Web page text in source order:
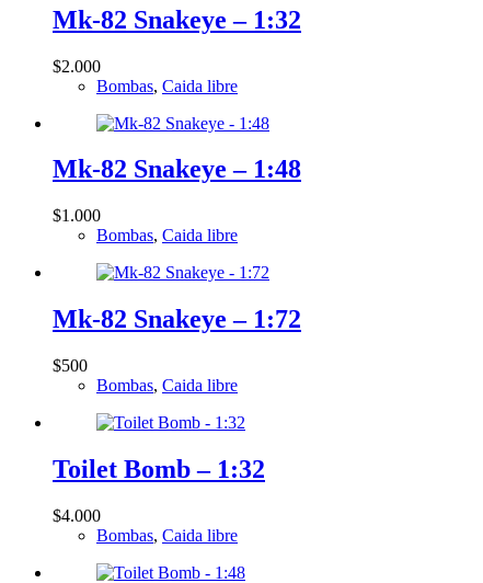
Mk-82 Snakeye – 1:32
$2.000
Bombas, Caida libre
Mk-82 Snakeye – 1:48
$1.000
Bombas, Caida libre
Mk-82 Snakeye – 1:72
$500
Bombas, Caida libre
Toilet Bomb – 1:32
$4.000
Bombas, Caida libre